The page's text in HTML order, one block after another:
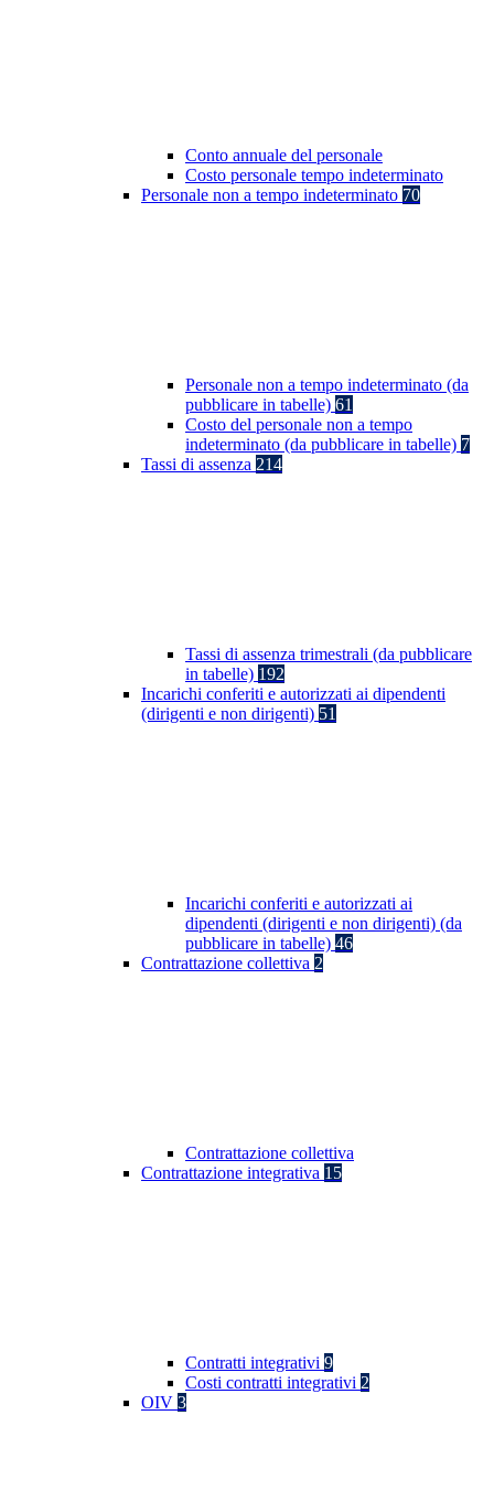
Conto annuale del personale
Costo personale tempo indeterminato
Personale non a tempo indeterminato 70
Personale non a tempo indeterminato (da
pubblicare in tabelle) 61
Costo del personale non a tempo
indeterminato (da pubblicare in tabelle) 7
Tassi di assenza 214
Tassi di assenza trimestrali (da pubblicare
in tabelle) 192
Incarichi conferiti e autorizzati ai dipendenti
(dirigenti e non dirigenti) 51
Incarichi conferiti e autorizzati ai
dipendenti (dirigenti e non dirigenti) (da
pubblicare in tabelle) 46
Contrattazione collettiva 2
Contrattazione collettiva
Contrattazione integrativa 15
Contratti integrativi 9
Costi contratti integrativi 2
OIV 3